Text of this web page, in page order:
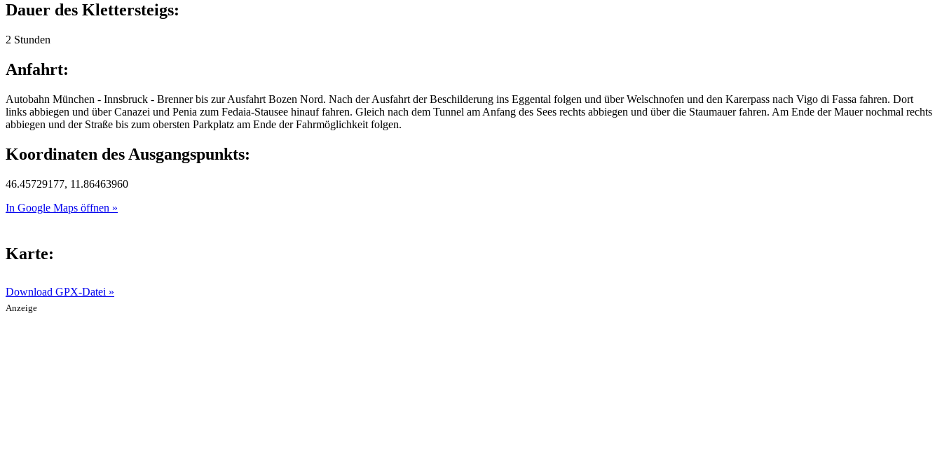
Dauer des Klettersteigs:
2 Stunden
Anfahrt:
Autobahn München - Innsbruck - Brenner bis zur Ausfahrt Bozen Nord. Nach der Ausfahrt der Beschilderung ins Eggental folgen und über Welschnofen und den Karerpass nach Vigo di Fassa fahren. Dort
links abbiegen und über Canazei und Penia zum Fedaia-Stausee hinauf fahren. Gleich nach dem Tunnel am Anfang des Sees rechts abbiegen und über die Staumauer fahren. Am Ende der Mauer nochmal rechts
abbiegen und der Straße bis zum obersten Parkplatz am Ende der Fahrmöglichkeit folgen.
Koordinaten des Ausgangspunkts:
46.45729177, 11.86463960
In Google Maps öffnen »
Karte:
Download GPX-Datei »
Anzeige